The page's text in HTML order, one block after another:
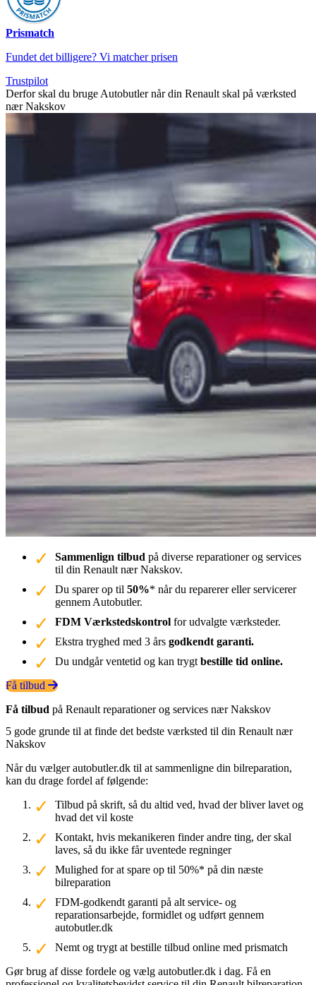
Prismatch
Fundet det billigere? Vi matcher prisen
Trustpilot
Derfor skal du bruge Autobutler når din Renault skal på værksted
nær Nakskov
Sammenlign tilbud på diverse reparationer og services
til din Renault nær Nakskov.
Du sparer op til 50%* når du reparerer eller servicerer
gennem Autobutler.
FDM Værkstedskontrol for udvalgte værksteder.
Ekstra tryghed med 3 års godkendt garanti.
Du undgår ventetid og kan trygt bestille tid online.
Få tilbud
Få tilbud på Renault reparationer og services nær Nakskov
5 gode grunde til at finde det bedste værksted til din Renault nær
Nakskov
Når du vælger autobutler.dk til at sammenligne din bilreparation,
kan du drage fordel af følgende:
Tilbud på skrift, så du altid ved, hvad der bliver lavet og
hvad det vil koste
Kontakt, hvis mekanikeren finder andre ting, der skal
laves, så du ikke får uventede regninger
Mulighed for at spare op til 50%* på din næste
bilreparation
FDM-godkendt garanti på alt service- og
reparationsarbejde, formidlet og udført gennem
autobutler.dk
Nemt og trygt at bestille tilbud online med prismatch
Gør brug af disse fordele og vælg autobutler.dk i dag. Få en